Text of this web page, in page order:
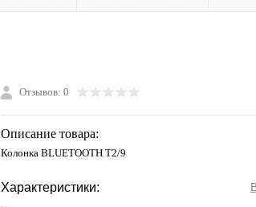
Отзывов: 0
Описание товара:
Колонка BLUETOOTH T2/9
Характеристики: